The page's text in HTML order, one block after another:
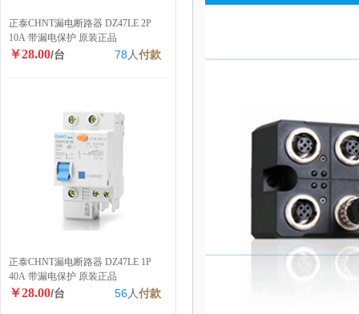
正泰CHNT漏电断路器 DZ47LE 2P
10A 带漏电保护 原装正品
￥28.00/台 78 人付款
正泰CHNT漏电断路器 DZ47LE 1P
40A 带漏电保护 原装正品
￥28.00/台 56人付款